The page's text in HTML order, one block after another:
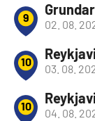
9
02. 08.
10
03. 08.
10
04. 08.